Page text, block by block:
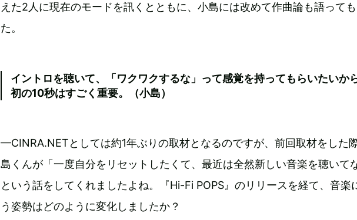
えた2人に現在のモードを訊くとともに、小島には改めて作曲論も語って
た。
イントロを聴いて、「ワクワクするな」って感覚を持ってもらいたいか
初の10秒はすごく重要。（小島）
—CINRA.NETとしては約1年ぶりの取材となるのですが、前回取材をした
島くんが「一度自分をリセットしたくて、最近は全然新しい音楽を聴いて
という話をしてくれましたよね。『Hi-Fi POPS』のリリースを経て、音楽
う姿勢はどのように変化しましたか？